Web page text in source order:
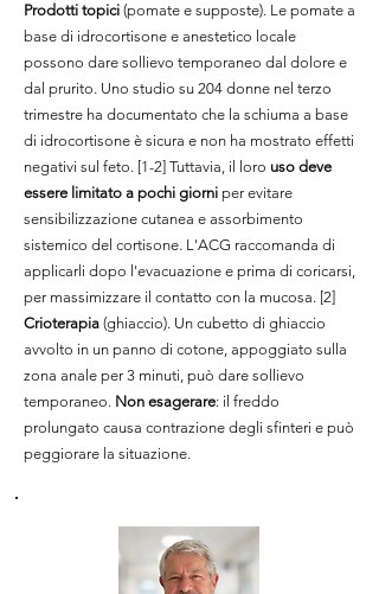
Prodotti topici (pomate e supposte). Le pomate a
base di idrocortisone e anestetico locale
possono dare sollievo temporaneo dal dolore e
dal prurito. Uno studio su 204 donne nel terzo
trimestre ha documentato che la schiuma a base
di idrocortisone è sicura e non ha mostrato effetti
negativi sul feto. [1-2] Tuttavia, il loro uso deve
essere limitato a pochi giorni per evitare
sensibilizzazione cutanea e assorbimento
sistemico del cortisone. L'ACG raccomanda di
applicarli dopo l'evacuazione e prima di coricarsi,
per massimizzare il contatto con la mucosa. [2]
Crioterapia (ghiaccio). Un cubetto di ghiaccio
avvolto in un panno di cotone, appoggiato sulla
zona anale per 3 minuti, può dare sollievo
temporaneo. Non esagerare: il freddo
prolungato causa contrazione degli sfinteri e può
peggiorare la situazione.